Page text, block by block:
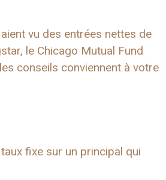
vu des entrées nettes de
le Chicago Mutual Fund
conseils conviennent à votre
fixe sur un principal qui